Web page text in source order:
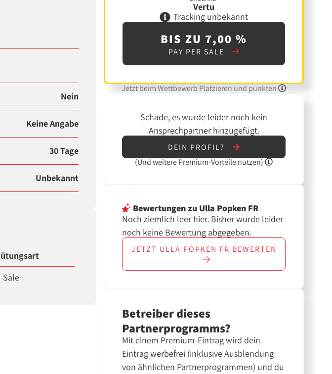
Nein
Keine Angabe
30 Tage
Unbekannt
Sale
Vertu
Tracking unbekannt
BIS ZU 7,00 %
PAY PER SALE
Jetzt beim Wettbewerb Platzieren und punkten
Schade, es wurde leider noch kein
Ansprechpartner hinzugefügt.
DEIN PROFIL?
(UndweiterePremium-Vorteile nutzen)
Bewertungenzu Ulla Popken FR
Noch ziemlich leer hier. Bisher wurde leider
noch keine Bewertung abgegeben.
JETZT ULLA POPKEN FR BEWERTEN
Betreiber dieses
Partnerprogramms?
Mit einem Premium-Eintrag wird dein
Eintrag werbefrei (inklusive Ausblendung
von ähnlichen Partnerprogrammen) und du